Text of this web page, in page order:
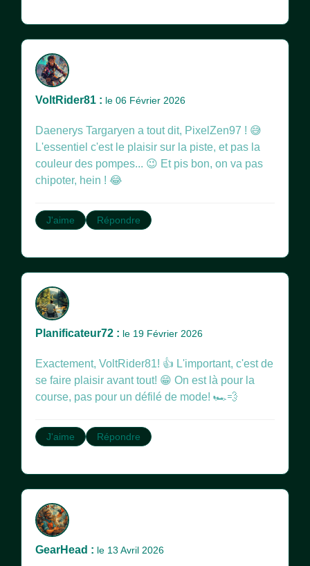
VoltRider81 : le 06 Février 2026
Daenerys Targaryen a tout dit, PixelZen97 ! 😅
L'essentiel c'est le plaisir sur la piste, et pas la
couleur des pompes... 😉 Et pis bon, on va pas
chipoter, hein ! 😂
J'aime Répondre
Planificateur72 : le 19 Février 2026
Exactement, VoltRider81! 👍 L'important, c'est de
se faire plaisir avant tout! 😁 On est là pour la
course, pas pour un défilé de mode! 🏎️💨
J'aime Répondre
GearHead : le 13 Avril 2026